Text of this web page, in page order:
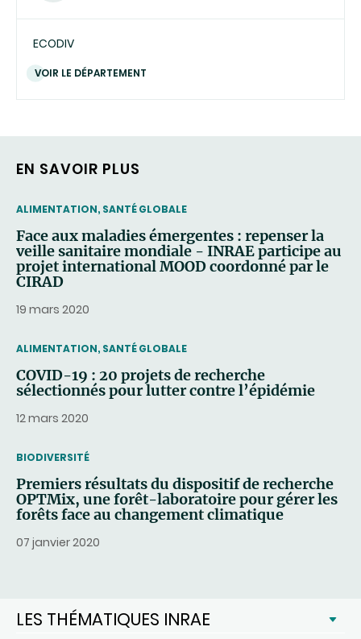
ECODIV
VOIR LE DÉPARTEMENT
EN SAVOIR PLUS
THEMATIC
ALIMENTATION, SANTÉ GLOBALE
Face aux maladies émergentes : repenser la
veille sanitaire mondiale - INRAE participe au
projet international MOOD coordonné par le
CIRAD
19 mars 2020
THEMATIC
ALIMENTATION, SANTÉ GLOBALE
COVID-19 : 20 projets de recherche
sélectionnés pour lutter contre l’épidémie
12 mars 2020
THEMATIC
BIODIVERSITÉ
Premiers résultats du dispositif de recherche
OPTMix, une forêt-laboratoire pour gérer les
forêts face au changement climatique
07 janvier 2020
LES THÉMATIQUES INRAE